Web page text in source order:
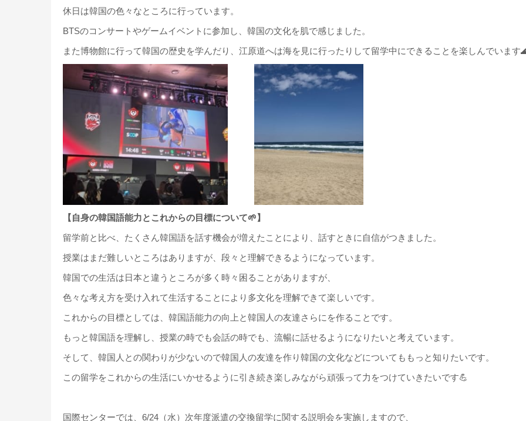
休日は韓国の色々なところに行っています。
BTSのコンサートやゲームイベントに参加し、韓国の文化を肌で感じました。
また博物館に行って韓国の歴史を学んだり、江原道へは海を見に行ったりして留学中にできることを楽しんでいます
【自身の韓国語能力とこれからの目標について🌱】
留学前と比べ、たくさん韓国語を話す機会が増えたことにより、話すときに自信がつきました。
授業はまだ難しいところはありますが、段々と理解できるようになっています。
韓国での生活は日本と違うところが多く時々困ることがありますが、
色々な考え方を受け入れて生活することにより多文化を理解できて楽しいです。
これからの目標としては、韓国語能力の向上と韓国人の友達さらにを作ることです。
もっと韓国語を理解し、授業の時でも会話の時でも、流暢に話せるようになりたいと考えています。
そして、韓国人との関わりが少ないので韓国人の友達を作り韓国の文化などについてももっと知りたいです。
この留学をこれからの生活にいかせるように引き続き楽しみながら頑張って力をつけていきたいです💪
国際センターでは、6/24（水）次年度派遣の交換留学に関する説明会を実施しますので、